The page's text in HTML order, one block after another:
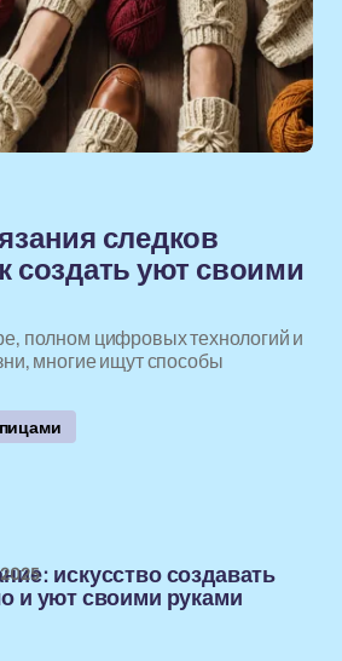
следков
создать уют своими
полном цифровых технологий и
многие ищут способы
искусство создавать
и уют своими руками